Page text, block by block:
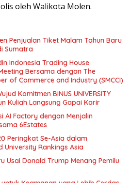
oleh Walikota Molen.
Penjualan Tiket Malam Tahun Baru
Sumatra
Indonesia Trading House
Bersama dengan The
of Commerce and Industry (SMCCI)
Komitmen BINUS UNIVERSITY
Kuliah Langsung Gapai Karir
AI Factory dengan Menjalin
6Estates
Peringkat Se-Asia dalam
University Rankings Asia
Usai Donald Trump Menang Pemilu